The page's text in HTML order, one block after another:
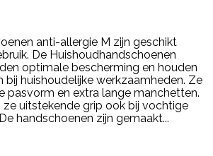
anti-allergie M zijn geschikt
De Huishoudhandschoenen
optimale bescherming en houden
bij huishoudelijke werkzaamheden. Ze
pasvorm en extra lange manchetten.
ze uitstekende grip ook bij vochtige
handschoenen zijn gemaakt...